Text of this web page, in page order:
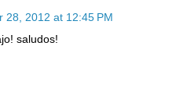
28, 2012 at 12:45 PM
saludos!